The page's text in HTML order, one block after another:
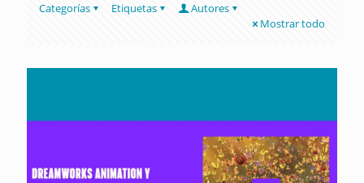
Categorías Etiquetas
Autores
Mostrar todo